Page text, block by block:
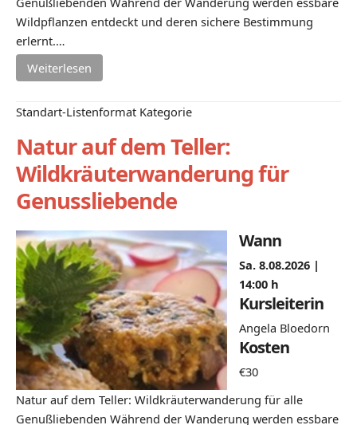
Wildpflanzen entdeckt und deren sichere Bestimmung
erlernt.…
Weiterlesen
Standart-Listenformat Kategorie
Natur auf dem Teller:
Wildkräuterwanderung für
Genussliebende
Wann
Sa. 8.08.2026 |
14:00 h
Kursleiterin
Angela Bloedorn
Kosten
€30
Natur auf dem Teller: Wildkräuterwanderung für alle
Genußliebenden Während der Wanderung werden essbare